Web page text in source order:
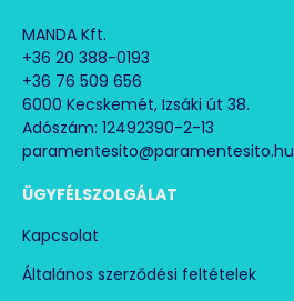
MANDA Kft.
+36 20 388-0193
+36 76 509 656
6000 Kecskemét, Izsáki út 38.
Adószám: 12492390-2-13
paramentesito@paramentesito.hu
ÜGYFÉLSZOLGÁLAT
Kapcsolat
Általános szerződési feltételek